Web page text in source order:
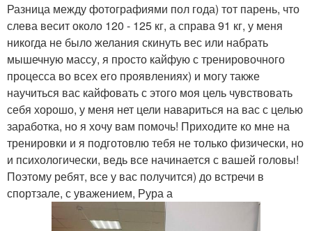
Разница между фотографиями пол года) тот парень, что
слева весит около 120 - 125 кг, а справа 91 кг, у меня
никогда не было желания скинуть вес или набрать
мышечную массу, я просто кайфую с тренировочного
процесса во всех его проявлениях) и могу также
научиться вас кайфовать с этого моя цель чувствовать
себя хорошо, у меня нет цели навариться на вас с целью
заработка, но я хочу вам помочь! Приходите ко мне на
тренировки и я подготовлю тебя не только физически, но
и психологически, ведь все начинается с вашей головы!
Поэтому ребят, все у вас получится) до встречи в
спортзале, с уважением, Рура а